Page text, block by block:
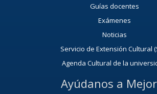
Guías docentes
Exámenes
Noticias
Servicio de Extensión Cultural
Agenda Cultural de la
Ayúdanos a